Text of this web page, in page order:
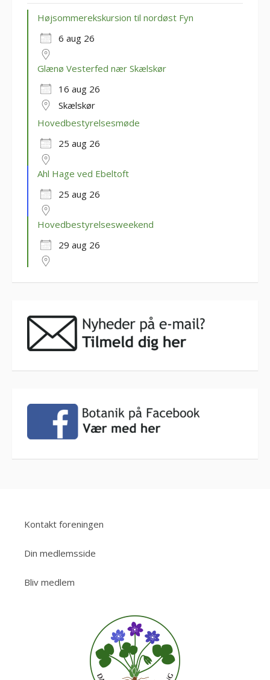
Højsommerekskursion til nordøst Fyn
6 aug 26
Glænø Vesterfed nær Skælskør
16 aug 26
Skælskør
Hovedbestyrelsesmøde
25 aug 26
Ahl Hage ved Ebeltoft
25 aug 26
Hovedbestyrelsesweekend
29 aug 26
Kontakt foreningen
Din medlemsside
Bliv medlem